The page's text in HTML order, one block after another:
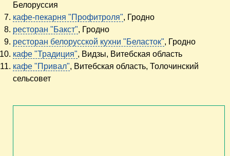
Белоруссия
кафе-пекарня "Профитроля", Гродно
ресторан "Бакст", Гродно
ресторан белорусской кухни "Беласток", Гродно
кафе "Традиция", Видзы, Витебская область
кафе "Привал", Витебская область, Толочинский
сельсовет